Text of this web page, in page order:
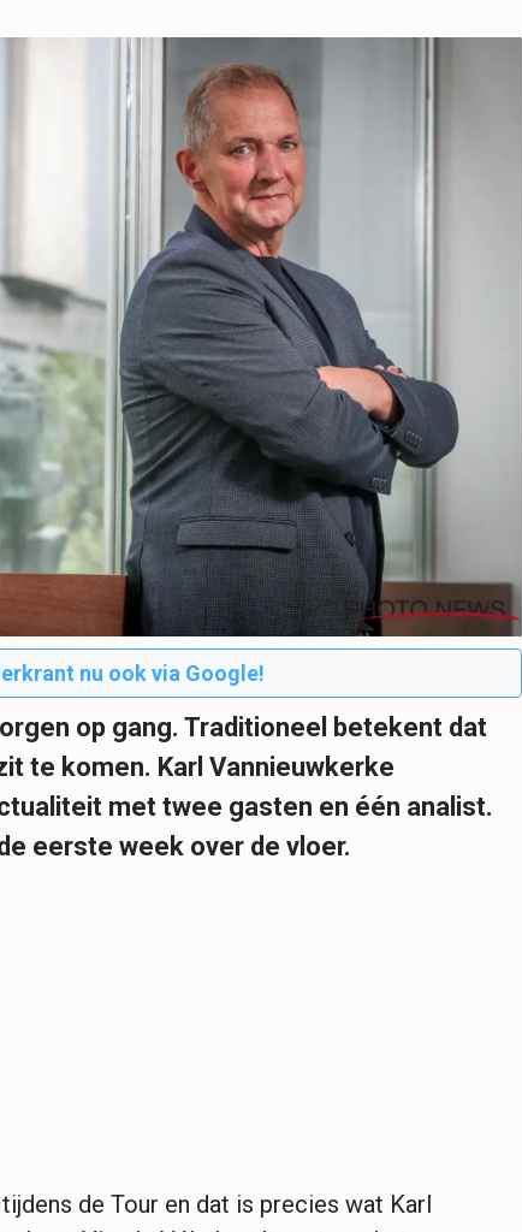
nu ook via Google!
op gang. Traditioneel betekent dat
te komen. Karl Vannieuwkerke
met twee gasten en één analist.
eerste week over de vloer.
de Tour en dat is precies wat Karl